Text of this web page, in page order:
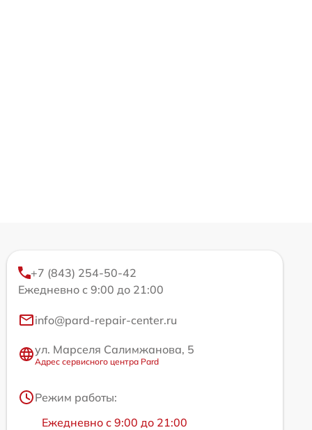
+7 (843) 254-50-42
Ежедневно с 9:00 до 21:00
info@pard-repair-center.ru
ул. Марселя Салимжанова, 5
Адрес сервисного центра Pard
Режим работы:
Ежедневно с 9:00 до 21:00